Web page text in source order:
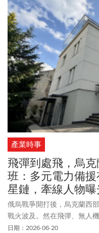
「波蘭」這頭「歐洲野牛」
產業時事
飛彈到處飛，烏
班：多元電力備
星鏈，牽線人物曝
俄烏戰爭開打後，烏克蘭西
戰火波及。然在飛彈、無人
高度韌性與彈性。利沃夫科
日期：2026-06-20